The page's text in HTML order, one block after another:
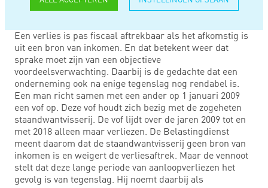
Een verlies is pas fiscaal aftrekbaar als het afkomstig is
uit een bron van inkomen. En dat betekent weer dat
sprake moet zijn van een objectieve
voordeelsverwachting. Daarbij is de gedachte dat een
onderneming ook na enige tegenslag nog rendabel is.
Een man richt samen met een ander op 1 januari 2009
een vof op. Deze vof houdt zich bezig met de zogeheten
staandwantvisserij. De vof lijdt over de jaren 2009 tot en
met 2018 alleen maar verliezen. De Belastingdienst
meent daarom dat de staandwantvisserij geen bron van
inkomen is en weigert de verliesaftrek. Maar de vennoot
stelt dat deze lange periode van aanloopverliezen het
gevolg is van tegenslag. Hij noemt daarbij als